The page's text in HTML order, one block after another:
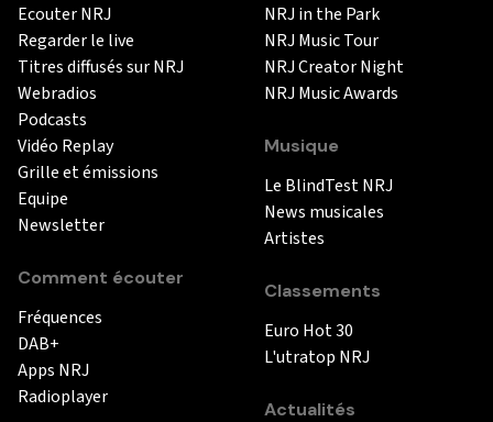
Ecouter NRJ
Regarder le live
Titres diffusés sur NRJ
Webradios
Podcasts
Vidéo Replay
Grille et émissions
Equipe
Newsletter
Comment écouter
Fréquences
DAB+
Apps NRJ
Radioplayer
NRJ in the Park
NRJ Music Tour
NRJ Creator Night
NRJ Music Awards
Musique
Le BlindTest NRJ
News musicales
Artistes
Classements
Euro Hot 30
L'utratop NRJ
Actualités